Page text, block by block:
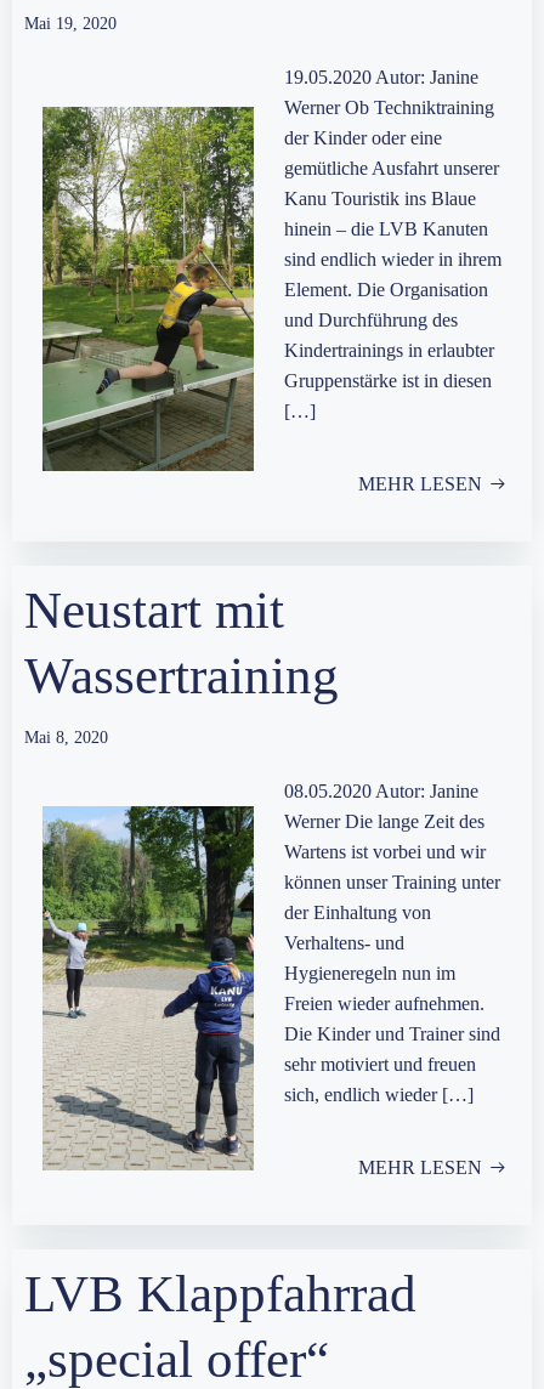
Mai 19, 2020
19.05.2020 Autor: Janine
Werner Ob Techniktraining
der Kinder oder eine
gemütliche Ausfahrt unserer
Kanu Touristik ins Blaue
hinein – die LVB Kanuten
sind endlich wieder in ihrem
Element. Die Organisation
und Durchführung des
Kindertrainings in erlaubter
Gruppenstärke ist in diesen
[…]
MEHR LESEN
Neustart mit
Wassertraining
Mai 8, 2020
08.05.2020 Autor: Janine
Werner Die lange Zeit des
Wartens ist vorbei und wir
können unser Training unter
der Einhaltung von
Verhaltens- und
Hygieneregeln nun im
Freien wieder aufnehmen.
Die Kinder und Trainer sind
sehr motiviert und freuen
sich, endlich wieder […]
MEHR LESEN
LVB Klappfahrrad
„special offer“